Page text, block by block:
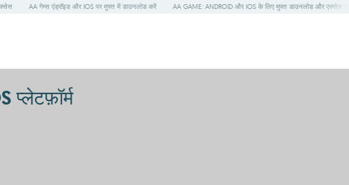
AA गेम्स एंड्रॉइड और IOS पर मुफ्त में डाउनलोड करें AA GAME: ANDROID और IOS के लिए मुफ्त डाउनलोड और एक्सेस